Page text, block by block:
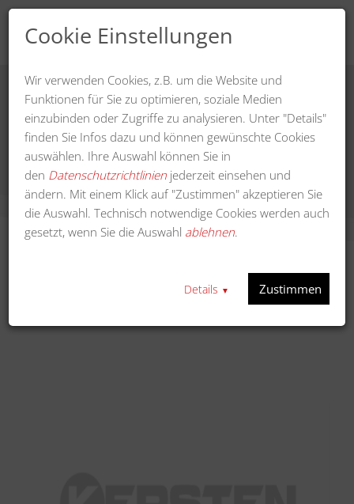
Cookie Einstellungen
Wir verwenden Cookies, z.B. um die Website und
Funktionen für Sie zu optimieren, soziale Medien
einzubinden oder Zugriffe zu analysieren. Unter "Details"
finden Sie Infos dazu und können gewünschte Cookies
auswählen. Ihre Auswahl können Sie in
den Datenschutzrichtlinien jederzeit einsehen und
ändern. Mit einem Klick auf "Zustimmen" akzeptieren Sie
die Auswahl. Technisch notwendige Cookies werden auch
gesetzt, wenn Sie die Auswahl ablehnen.
Details ▼ Zustimmen
Elektromagnetventil für FKM Ø60